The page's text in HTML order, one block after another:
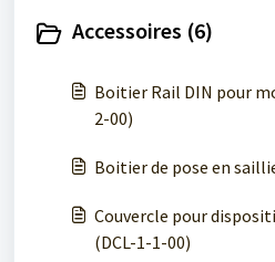
Accessoires (6)
Boitier Rail DIN pour
2-00)
Boitier de pose en
Couvercle pour
(DCL-1-1-00)